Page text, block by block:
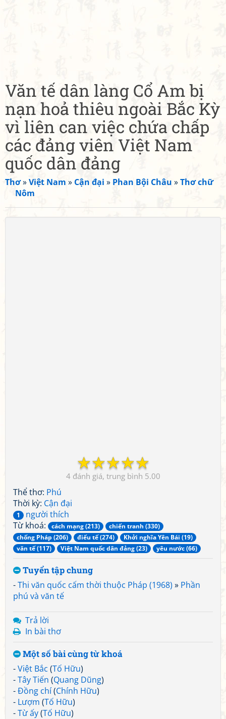
Văn tế dân làng Cổ Am bị
nạn hoả thiêu ngoài Bắc Kỳ
vì liên can việc chứa chấp
các đảng viên Việt Nam
quốc dân đảng
Thơ»Việt Nam » Cận đại » Phan Bội Châu »Thơ chữ
Nôm
☆
☆
☆
☆
☆
4 5.00
Thể thơ: Phú
Thời kỳ: Cận đại
1
người thích
Từ khoá:
cách mạng (213)
chiến tranh (330)
chống Pháp (206)
điếu tế (274)
Khởi nghĩa Yên Bái (19)
văn tế (117)
Việt Nam quốc dân đảng (23) yêu nước (66)
Tuyển tập chung
-Thi văn quốc cấm thời thuộc Pháp (1968) » Phần
phú và văn tế
Trả lời
In bài thơ
Một số bài cùng từ khoá
-Việt Bắc (Tố Hữu)
-Tây Tiến (Quang Dũng)
-Đồng chí(Chính Hữu)
- Lượm (Tố Hữu)
-Từ ấy(Tố Hữu)